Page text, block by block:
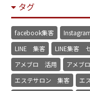
タグ
facebook集客
LINE 集客
LINE集客
アメブロ 活用
アメブ
エステサロン 集客
エ